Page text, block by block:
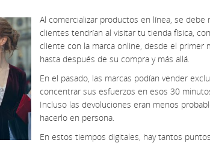
Al comercializar productos en línea, se
clientes tendrían al visitar tu tienda física,
cliente con la marca online, desde el primer
hasta después de su compra y más allá.
En el pasado, las marcas podían vender
concentrar sus esfuerzos en esos 30
Incluso las devoluciones eran menos
hacerlo en persona.
En estos tiempos digitales, hay tantos